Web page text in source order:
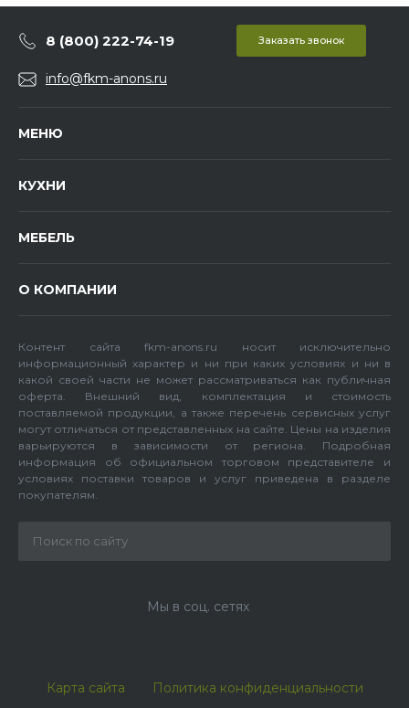
8 (800) 222-74-19 Заказать звонок
info@fkm-anons.ru
МЕНЮ
КУХНИ
МЕБЕЛЬ
О КОМПАНИИ
Контент сайта fkm-anons.ru носит исключительно
информационный характер и ни при каких условиях и ни в
какой своей части не может рассматриваться как публичная
оферта. Внешний вид, комплектация и стоимость
поставляемой продукции, а также перечень сервисных услуг
могут отличаться от представленных на сайте. Цены на изделия
варьируются в зависимости от региона. Подробная
информация об официальном торговом представителе и
условиях поставки товаров и услуг приведена в разделе
покупателям.
Мы в соц. сетях
Карта сайта Политика конфиденциальности